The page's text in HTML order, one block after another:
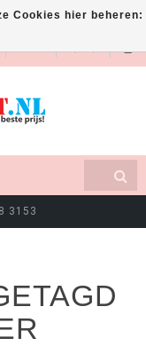
EUR
3153
Cookies hier beheren: